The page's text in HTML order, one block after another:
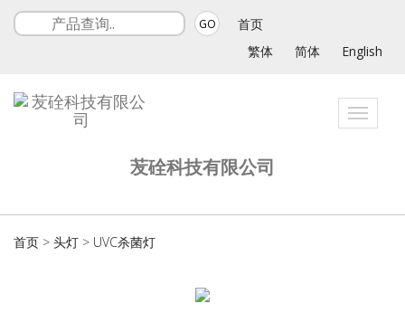
GO
首页
繁体
简体 English
Toggle
苃硂科技有限公司
首页 > 头灯 > UVC杀菌灯